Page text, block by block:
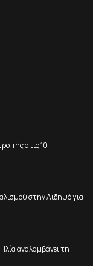
στις 10
στην Αιδηψό για
αναλαμβάνει τη